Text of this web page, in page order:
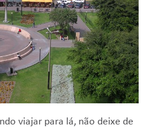
viajar para lá, não deixe de